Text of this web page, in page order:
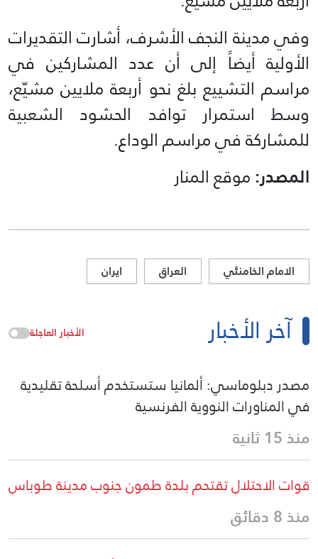
وفي مدينة النجف الأشرف، أشارت التقديرات
الأولية أيضاً إلى أن عدد المشاركين في
مراسم التشييع بلغ نحو أربعة ملايين مشيّع،
وسط استمرار توافد الحشود الشعبية
للمشاركة في مراسم الوداع.
المصدر:موقع المنار
الامام الخامنئي العراق ايران
آخر الأخبار الأخبار العاجلة
مصدر دبلوماسي: ألمانيا ستستخدم أسلحة تقليدية
في المناورات النووية الفرنسية
منذ 15 ثانية
قوات الاحتلال تقتحم بلدة طمون جنوب مدينة طوباس
منذ 8 دقائق